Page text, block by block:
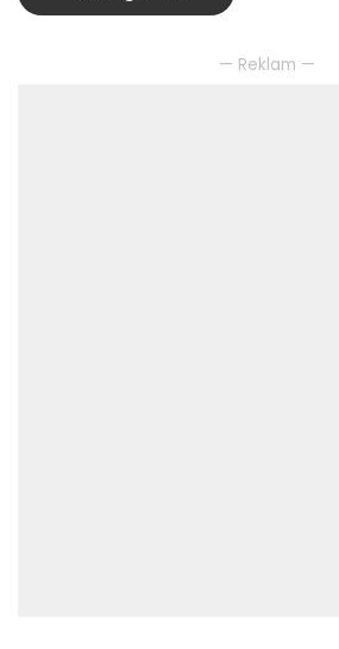
— Reklam —